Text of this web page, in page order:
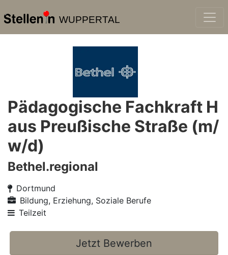
WUPPERTAL
Pädagogische Fachkraft H
aus Preußische Straße (m/
w/d)
Bethel.regional
Dortmund
Bildung, Erziehung, Soziale Berufe
Teilzeit
Jetzt Bewerben